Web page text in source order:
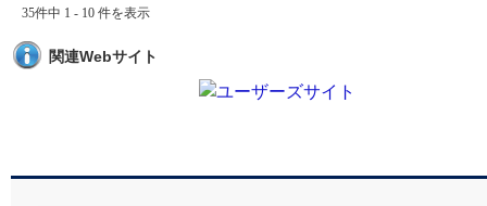
35件中 1 - 10 件を表示
関連Webサイト